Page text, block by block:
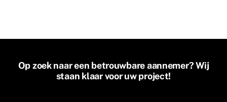
Op zoek naar een betrouwbare aannemer? Wij
staan klaar voor uw project!